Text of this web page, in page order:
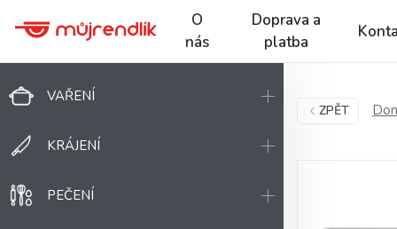
O
nás
Doprava a
platba
VAŘENÍ
KRÁJENÍ
PEČENÍ
ZPĚT